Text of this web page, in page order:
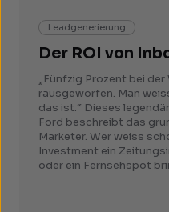
Leadgenerierung
Der ROI von
„Fünfzig Prozent bei
rausgeworfen. Man
das ist.“ Dieses
Ford beschreibt das
Marketer. Wer weiss
Investment ein
oder ein Fernsehspot